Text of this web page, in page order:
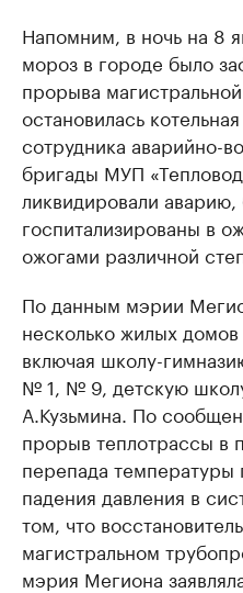
Напомним, в ночь на 8
мороз в городе было
прорыва
остановилась
сотрудника аварийно-
бригады МУП
ликвидировали
госпитализированы в
ожогами различной
По данным мэрии
несколько жилых
включая школу-
№ 1, № 9, детскую
А.Кузьмина. По
прорыв теплотрассы в
перепада температуры
падения давления в
том, что
магистральном
мэрия Мегиона